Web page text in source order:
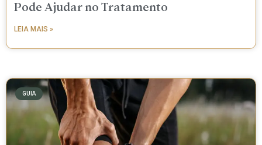
Pode Ajudar no Tratamento
LEIA MAIS »
GUIA